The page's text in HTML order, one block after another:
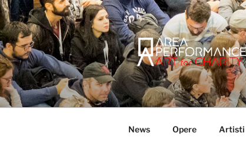
Salta
al
contenuto
AREA
Sito ufficiale della Onlus
News Opere Artisti